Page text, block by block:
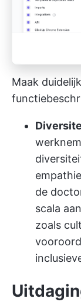
Maak
de
scala
zoals